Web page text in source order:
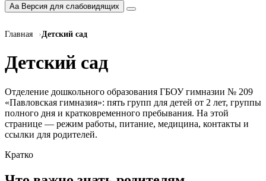
Aa Версия для слабовидящих
Главная Детский сад
Детский сад
Отделение дошкольного образования ГБОУ гимназии № 209
«Павловская гимназия»: пять групп для детей от 2 лет, группы
полного дня и кратковременного пребывания. На этой
странице — режим работы, питание, медицина, контакты и
ссылки для родителей.
Кратко